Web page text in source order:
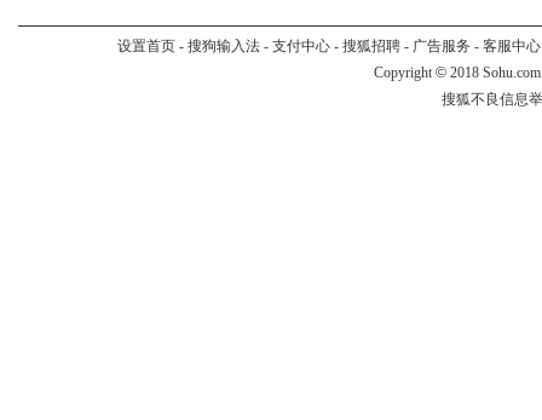
设置首页- 搜狗输入法- 支付中心- 搜狐招聘- 广告服务 - 客服中心
Copyright © 2018
搜狐不良信息